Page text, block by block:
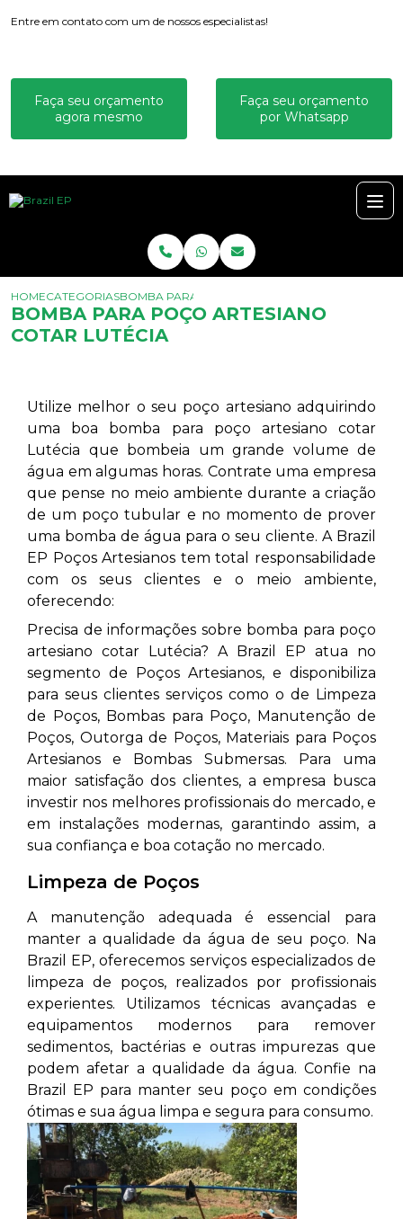
Entre em contato com um de nossos especialistas!
Faça seu orçamento
agora mesmo
Faça seu orçamento
por Whatsapp
HOMECATEGORIASBOMBA PARA POÇO ARTESIANO COTAR LUTÉCIA
BOMBA PARA POÇO ARTESIANO
COTAR LUTÉCIA
Utilize melhor o seu poço artesiano adquirindo
uma boa bomba para poço artesiano cotar
Lutécia que bombeia um grande volume de
água em algumas horas. Contrate uma empresa
que pense no meio ambiente durante a criação
de um poço tubular e no momento de prover
uma bomba de água para o seu cliente. A Brazil
EP Poços Artesianos tem total responsabilidade
com os seus clientes e o meio ambiente,
oferecendo:
Precisa de informações sobre bomba para poço
artesiano cotar Lutécia? A Brazil EP atua no
segmento de Poços Artesianos, e disponibiliza
para seus clientes serviços como o de Limpeza
de Poços, Bombas para Poço, Manutenção de
Poços, Outorga de Poços, Materiais para Poços
Artesianos e Bombas Submersas. Para uma
maior satisfação dos clientes, a empresa busca
investir nos melhores profissionais do mercado, e
em instalações modernas, garantindo assim, a
sua confiança e boa cotação no mercado.
Limpeza de Poços
A manutenção adequada é essencial para
manter a qualidade da água de seu poço. Na
Brazil EP, oferecemos serviços especializados de
limpeza de poços, realizados por profissionais
experientes. Utilizamos técnicas avançadas e
equipamentos modernos para remover
sedimentos, bactérias e outras impurezas que
podem afetar a qualidade da água. Confie na
Brazil EP para manter seu poço em condições
ótimas e sua água limpa e segura para consumo.